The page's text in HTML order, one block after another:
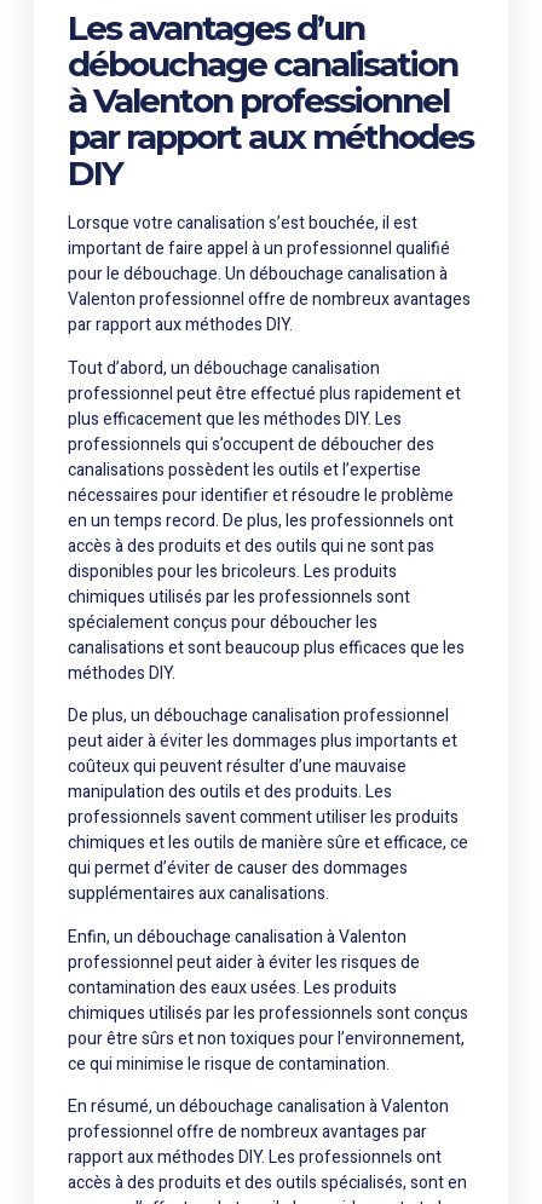
Les avantages d’un
débouchage canalisation
à Valenton professionnel
par rapport aux méthodes
DIY
Lorsque votre canalisation s’est bouchée, il est
important de faire appel à un professionnel qualifié
pour le débouchage. Un débouchage canalisation à
Valenton professionnel offre de nombreux avantages
par rapport aux méthodes DIY.
Tout d’abord, un débouchage canalisation
professionnel peut être effectué plus rapidement et
plus efficacement que les méthodes DIY. Les
professionnels qui s’occupent de déboucher des
canalisations possèdent les outils et l’expertise
nécessaires pour identifier et résoudre le problème
en un temps record. De plus, les professionnels ont
accès à des produits et des outils qui ne sont pas
disponibles pour les bricoleurs. Les produits
chimiques utilisés par les professionnels sont
spécialement conçus pour déboucher les
canalisations et sont beaucoup plus efficaces que les
méthodes DIY.
De plus, un débouchage canalisation professionnel
peut aider à éviter les dommages plus importants et
coûteux qui peuvent résulter d’une mauvaise
manipulation des outils et des produits. Les
professionnels savent comment utiliser les produits
chimiques et les outils de manière sûre et efficace, ce
qui permet d’éviter de causer des dommages
supplémentaires aux canalisations.
Enfin, un débouchage canalisation à Valenton
professionnel peut aider à éviter les risques de
contamination des eaux usées. Les produits
chimiques utilisés par les professionnels sont conçus
pour être sûrs et non toxiques pour l’environnement,
ce qui minimise le risque de contamination.
En résumé, un débouchage canalisation à Valenton
professionnel offre de nombreux avantages par
rapport aux méthodes DIY. Les professionnels ont
accès à des produits et des outils spécialisés, sont en